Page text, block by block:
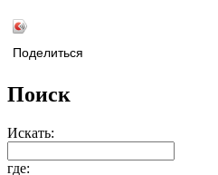
Поделиться
Поиск
Искать:
где: